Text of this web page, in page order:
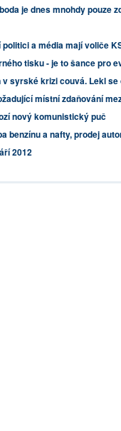
je dnes mnohdy pouze
a média mají voliče
tisku - je to šance pro
v syrské krizi couvá. Lekl
místní zdaňování
nový komunistický puč
benzínu a nafty, prodej
2012